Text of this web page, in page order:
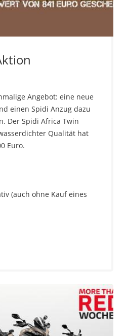
Angebot: eine neue
einen Spidi Anzug dazu
Der Spidi Africa Twin
Qualität hat
Euro.
(auch ohne Kauf eines